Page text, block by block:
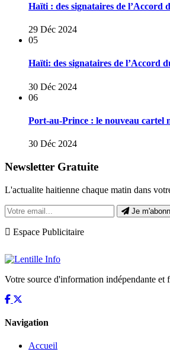
Haïti : des signataires de l’Accord
29 Déc 2024
05
Haïti: des signataires de l’Accord
30 Déc 2024
06
Port-au-Prince : le nouveau cartel
30 Déc 2024
Newsletter Gratuite
L'actualite haitienne chaque matin dans
Je
Espace Publicitaire
Votre source d'information indépendante et
Navigation
Accueil